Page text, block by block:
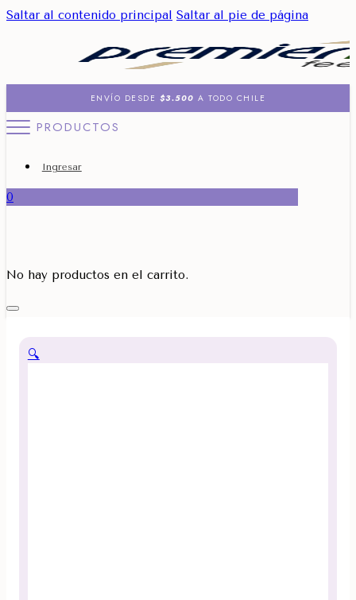
Saltar al contenido principal Saltar al pie de página
ENVÍO DESDE $3.500 A TODO CHILE
PRODUCTOS
Ingresar
0
No hay productos en el carrito.
🔍